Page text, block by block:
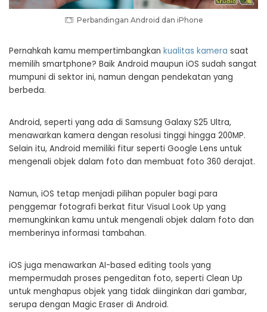
Perbandingan Android dan iPhone
Pernahkah kamu mempertimbangkan kualitas kamera saat
memilih smartphone? Baik Android maupun iOS sudah sangat
mumpuni di sektor ini, namun dengan pendekatan yang
berbeda.
Android, seperti yang ada di Samsung Galaxy S25 Ultra,
menawarkan kamera dengan resolusi tinggi hingga 200MP.
Selain itu, Android memiliki fitur seperti Google Lens untuk
mengenali objek dalam foto dan membuat foto 360 derajat.
Namun, iOS tetap menjadi pilihan populer bagi para
penggemar fotografi berkat fitur Visual Look Up yang
memungkinkan kamu untuk mengenali objek dalam foto dan
memberinya informasi tambahan.
iOS juga menawarkan AI-based editing tools yang
mempermudah proses pengeditan foto, seperti Clean Up
untuk menghapus objek yang tidak diinginkan dari gambar,
serupa dengan Magic Eraser di Android.